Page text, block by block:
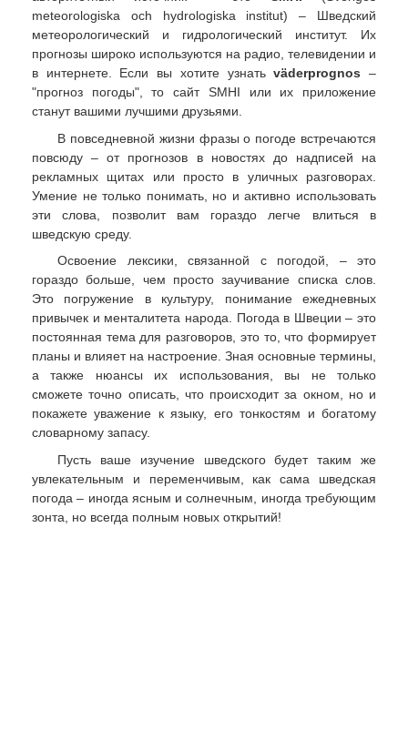
meteorologiska och hydrologiska institut) – Шведский
метеорологический и гидрологический институт. Их
прогнозы широко используются на радио, телевидении и
в интернете. Если вы хотите узнатьväderprognos –
"прогноз погоды", то сайт SMHI или их приложение
станут вашими лучшими друзьями.
В повседневной жизни фразы о погоде встречаются
повсюду – от прогнозов в новостях до надписей на
рекламных щитах или просто в уличных разговорах.
Умение не только понимать, но и активно использовать
эти слова, позволит вам гораздо легче влиться в
шведскую среду.
Освоение лексики, связанной с погодой, – это
гораздо больше, чем просто заучивание списка слов.
Это погружение в культуру, понимание ежедневных
привычек и менталитета народа. Погода в Швеции – это
постоянная тема для разговоров, это то, что формирует
планы и влияет на настроение. Зная основные термины,
а также нюансы их использования, вы не только
сможете точно описать, что происходит за окном, но и
покажете уважение к языку, его тонкостям и богатому
словарному запасу.
Пусть ваше изучение шведского будет таким же
увлекательным и переменчивым, как сама шведская
погода – иногда ясным и солнечным, иногда требующим
зонта, но всегда полным новых открытий!